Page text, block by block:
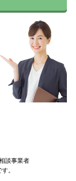
談事業者
。